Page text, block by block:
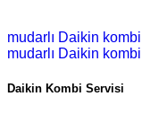
mudarlı Daikin
mudarlı Daikin kombi
Daikin Kombi Servisi